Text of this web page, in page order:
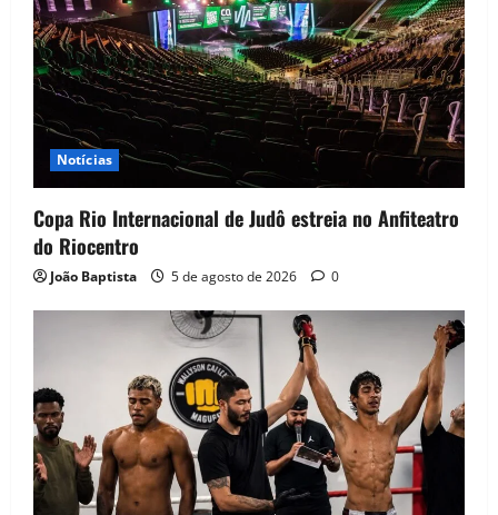
Notícias
Copa Rio Internacional de Judô estreia no Anfiteatro
do Riocentro
João Baptista 5 de agosto de 2026 0